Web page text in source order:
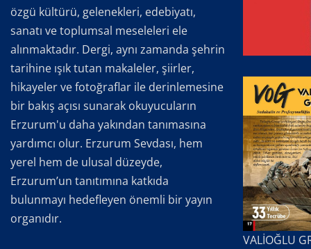
özgü kültürü, gelenekleri, edebiyatı,
sanatı ve toplumsal meseleleri ele
alınmaktadır. Dergi, aynı zamanda şehrin
tarihine ışık tutan makaleler, şiirler,
hikayeler ve fotoğraflar ile derinlemesine
bir bakış açısı sunarak okuyucuların
Erzurum'u daha yakından tanımasına
yardımcı olur. Erzurum Sevdası, hem
yerel hem de ulusal düzeyde,
Erzurum’un tanıtımına katkıda
bulunmayı hedefleyen önemli bir yayın
organıdır.
VALİOĞLU